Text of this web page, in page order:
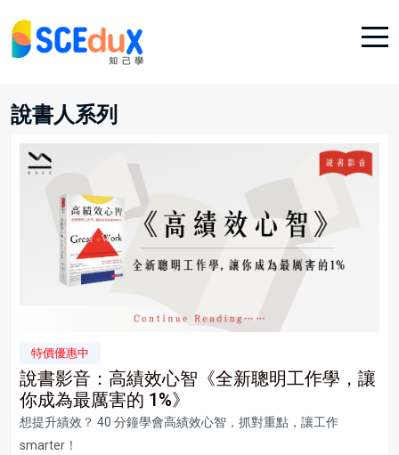
說書人系列
特價優惠中
說書影音：高績效心智《全新聰明工作學，讓
你成為最厲害的 1%》
想提升績效？ 40 分鐘學會高績效心智，抓對重點，讓工作
smarter！